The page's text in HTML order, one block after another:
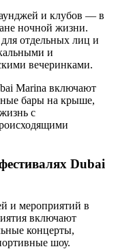
и клубов — в
ночной жизни.
отдельных лиц и
и
вечеринками.
Marina включают
бары на крыше,
с
Dubai
и мероприятий в
включают
концерты,
шоу.